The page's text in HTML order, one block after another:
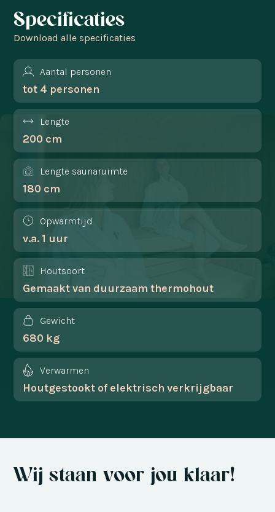
Specificaties
Download alle specificaties
Aantal personen
tot 4 personen
Lengte
200 cm
Lengte saunaruimte
180 cm
Opwarmtijd
v.a. 1 uur
Houtsoort
Gemaakt van duurzaam thermohout
Gewicht
680 kg
Verwarmen
Houtgestookt of elektrisch verkrijgbaar
Wij staan voor jou klaar!